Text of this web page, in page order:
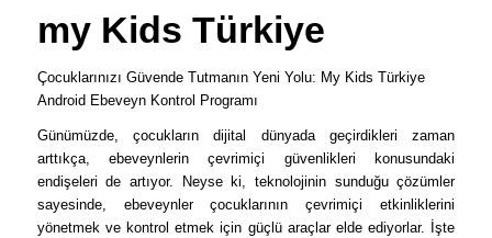
my Kids Türkiye
Çocuklarınızı Güvende Tutmanın Yeni Yolu: My Kids Türkiye
Android Ebeveyn Kontrol Programı
Günümüzde, çocukların dijital dünyada geçirdikleri zaman
arttıkça, ebeveynlerin çevrimiçi güvenlikleri konusundaki
endişeleri de artıyor. Neyse ki, teknolojinin sunduğu çözümler
sayesinde, ebeveynler çocuklarının çevrimiçi etkinliklerini
yönetmek ve kontrol etmek için güçlü araçlar elde ediyorlar. İşte